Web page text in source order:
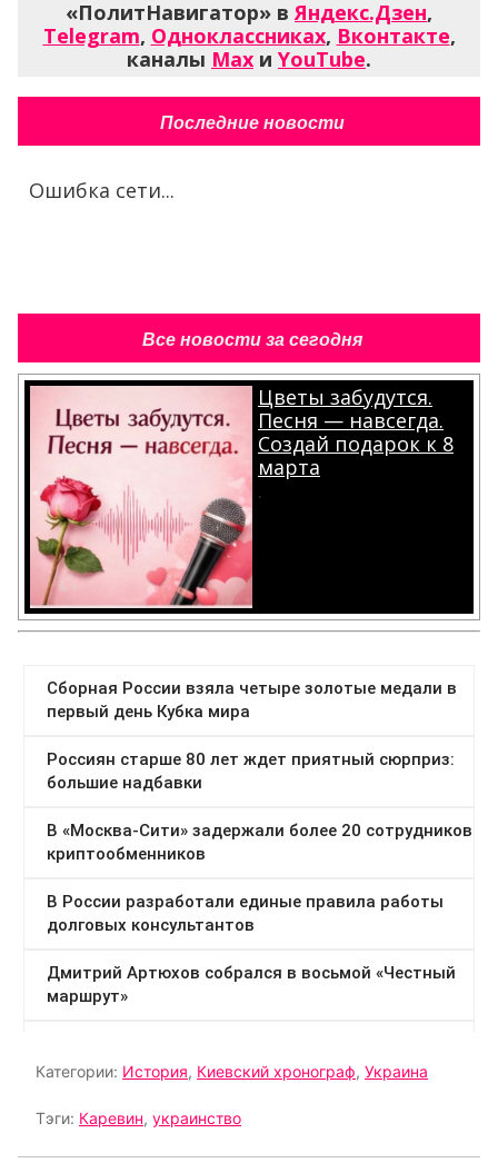
«ПолитНавигатор» вЯндекс.Дзен,
Telegram, Одноклассниках, Вконтакте,
каналы Max и YouTube.
Последние новости
Ошибка сети...
Все новости за сегодня
Цветы забудутся.
Песня — навсегда.
Создай подарок к 8
марта
.
Категории: История, Киевский хронограф, Украина
Тэги: Каревин, украинство